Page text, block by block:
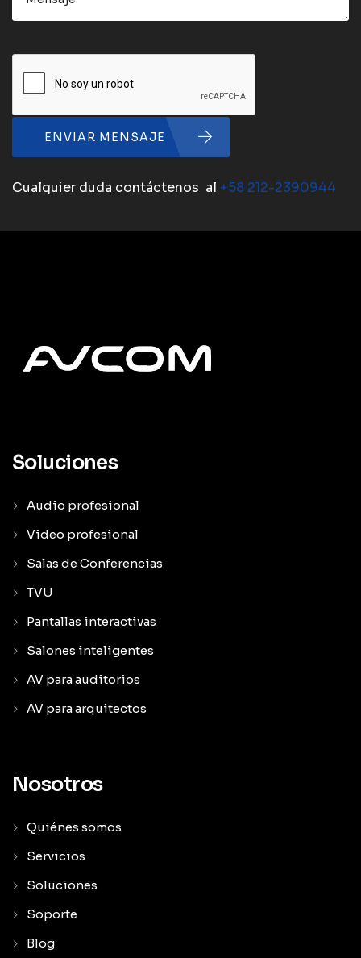
ENVIAR MENSAJE
Cualquier duda contáctenos al +58 212-2390944
Soluciones
Audio profesional
Video profesional
Salas de Conferencias
TVU
Pantallas interactivas
Salones inteligentes
AV para auditorios
AV para arquitectos
Nosotros
Quiénes somos
Servicios
Soluciones
Soporte
Blog